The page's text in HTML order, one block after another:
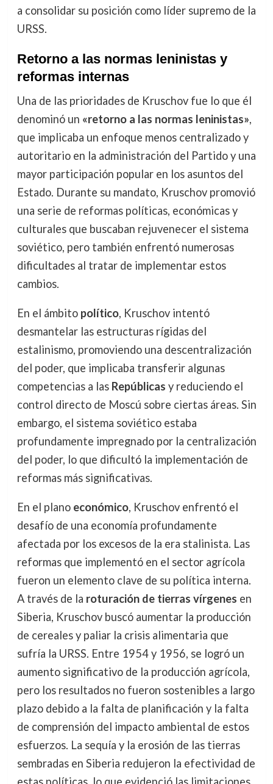
a consolidar su posición como líder supremo de la
URSS.
Retorno a las normas leninistas y
reformas internas
Una de las prioridades de Kruschov fue lo que él
denominó un «retorno a las normas leninistas»,
que implicaba un enfoque menos centralizado y
autoritario en la administración del Partido y una
mayor participación popular en los asuntos del
Estado. Durante su mandato, Kruschov promovió
una serie de reformas políticas, económicas y
culturales que buscaban rejuvenecer el sistema
soviético, pero también enfrentó numerosas
dificultades al tratar de implementar estos
cambios.
En el ámbito político, Kruschov intentó
desmantelar las estructuras rígidas del
estalinismo, promoviendo una descentralización
del poder, que implicaba transferir algunas
competencias a las Repúblicas y reduciendo el
control directo de Moscú sobre ciertas áreas. Sin
embargo, el sistema soviético estaba
profundamente impregnado por la centralización
del poder, lo que dificultó la implementación de
reformas más significativas.
En el plano económico, Kruschov enfrentó el
desafío de una economía profundamente
afectada por los excesos de la era stalinista. Las
reformas que implementó en el sector agrícola
fueron un elemento clave de su política interna.
A través de la roturación de tierras vírgenes en
Siberia, Kruschov buscó aumentar la producción
de cereales y paliar la crisis alimentaria que
sufría la URSS. Entre 1954 y 1956, se logró un
aumento significativo de la producción agrícola,
pero los resultados no fueron sostenibles a largo
plazo debido a la falta de planificación y la falta
de comprensión del impacto ambiental de estos
esfuerzos. La sequía y la erosión de las tierras
sembradas en Siberia redujeron la efectividad de